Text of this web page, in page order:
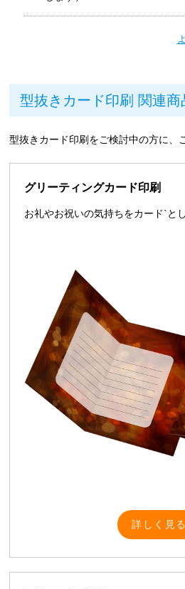
型抜きカード印刷 関連商
型抜きカード印刷をご検討中の方に、
グリーティングカード印刷
お礼やお祝いの気持ちをカード`と
詳しく見る